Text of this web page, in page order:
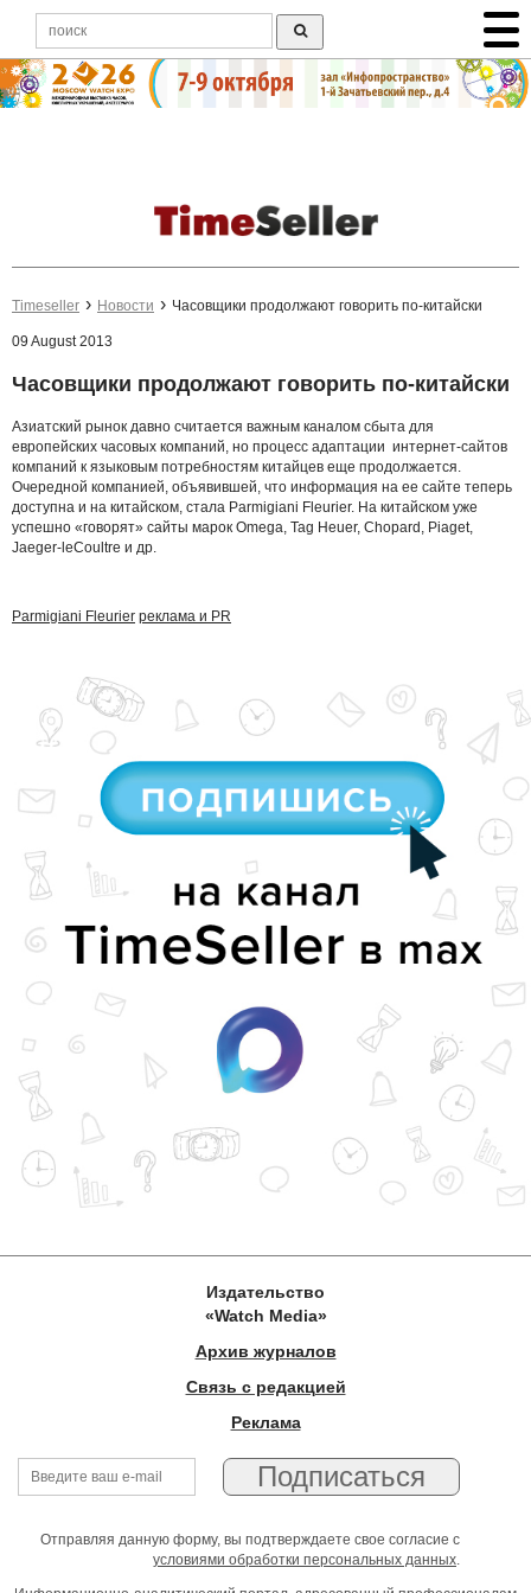
Timeseller Новости Часовщики продолжают говорить по-китайски
09 August 2013
Часовщики продолжают говорить по-китайски
Азиатский рынок давно считается важным каналом сбыта для
европейских часовых компаний, но процесс адаптации интернет-сайтов
компаний к языковым потребностям китайцев еще продолжается.
Очередной компанией, объявившей, что информация на ее сайте теперь
доступна и на китайском, стала Parmigiani Fleurier. На китайском уже
успешно «говорят» сайты марок Omega, Tag Heuer, Chopard, Piaget,
Jaeger-leCoultre и др.
Parmigiani Fleurier реклама и PR
Издательство
«Watch Media»
Архив журналов
Связь с редакцией
Реклама
Отправляя данную форму, вы подтверждаете свое согласие с
условиями обработки персональных данных.